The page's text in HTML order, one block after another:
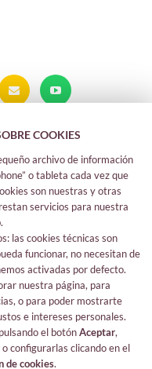
COOKIES
archivo de información
o tableta cada vez que
son nuestras y otras
servicios para nuestra
las cookies técnicas son
funcionar, no necesitan de
activadas por defecto.
nuestra página, para
o para poder mostrarte
e intereses personales.
el botónAceptar,
o configurarlas clicando en el
de cookies.